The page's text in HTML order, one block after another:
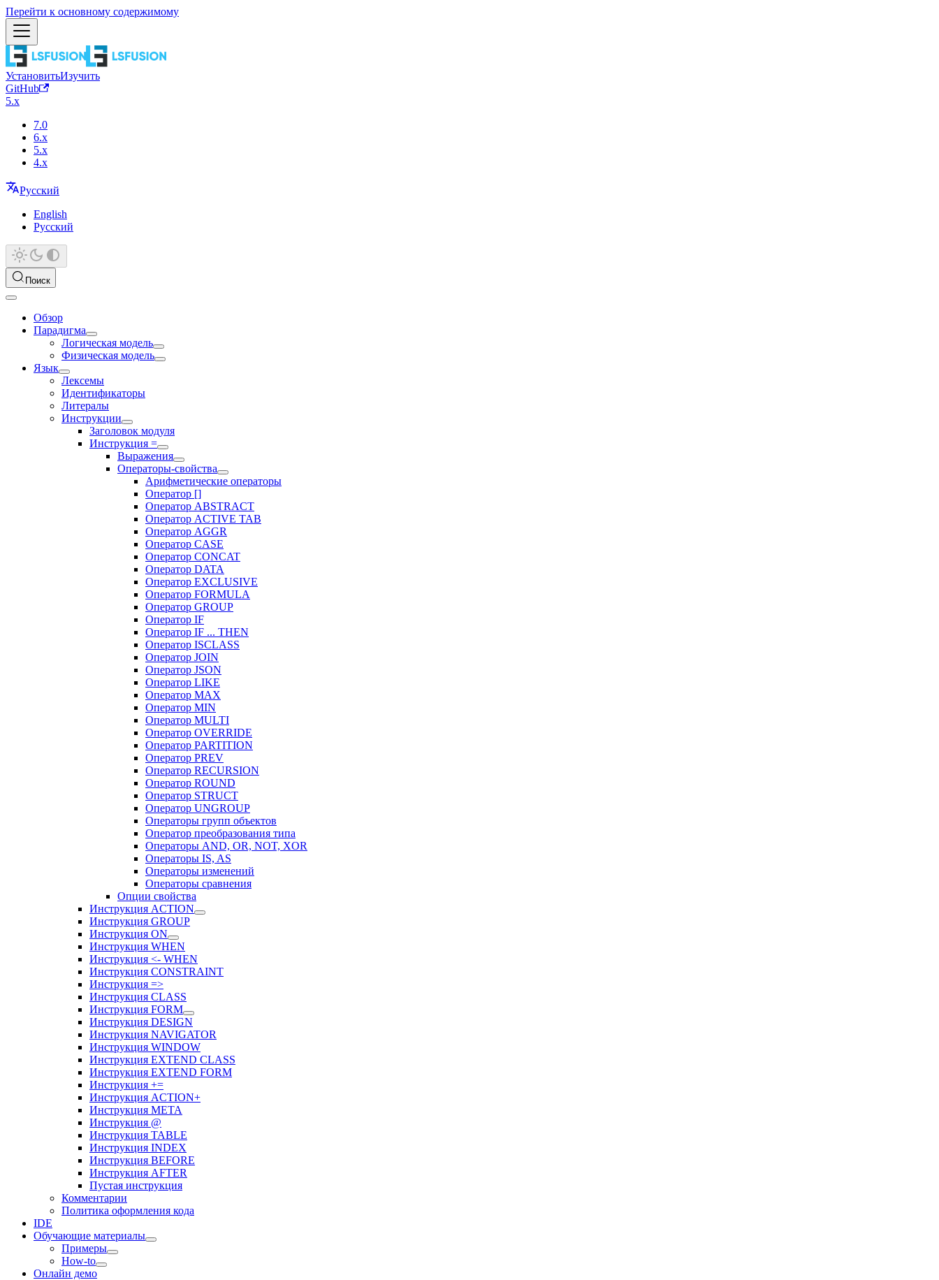
Перейти к основному содержимому
УстановитьИзучить
GitHub
5.x
7.0
6.x
5.x
4.x
Русский
English
Русский
Поиск
Обзор
Парадигма
Логическая модель
Физическая модель
Язык
Лексемы
Идентификаторы
Литералы
Инструкции
Заголовок модуля
Инструкция =
Выражения
Операторы-свойства
Арифметические операторы
Оператор []
Оператор ABSTRACT
Оператор ACTIVE TAB
Оператор AGGR
Оператор CASE
Оператор CONCAT
Оператор DATA
Оператор EXCLUSIVE
Оператор FORMULA
Оператор GROUP
Оператор IF
Оператор IF ... THEN
Оператор ISCLASS
Оператор JOIN
Оператор JSON
Оператор LIKE
Оператор MAX
Оператор MIN
Оператор MULTI
Оператор OVERRIDE
Оператор PARTITION
Оператор PREV
Оператор RECURSION
Оператор ROUND
Оператор STRUCT
Оператор UNGROUP
Операторы групп объектов
Оператор преобразования типа
Операторы AND, OR, NOT, XOR
Операторы IS, AS
Операторы изменений
Операторы сравнения
Опции свойства
Инструкция ACTION
Инструкция GROUP
Инструкция ON
Инструкция WHEN
Инструкция <- WHEN
Инструкция CONSTRAINT
Инструкция =>
Инструкция CLASS
Инструкция FORM
Инструкция DESIGN
Инструкция NAVIGATOR
Инструкция WINDOW
Инструкция EXTEND CLASS
Инструкция EXTEND FORM
Инструкция +=
Инструкция ACTION+
Инструкция META
Инструкция @
Инструкция TABLE
Инструкция INDEX
Инструкция BEFORE
Инструкция AFTER
Пустая инструкция
Комментарии
Политика оформления кода
IDE
Обучающие материалы
Примеры
How-to
Онлайн демо